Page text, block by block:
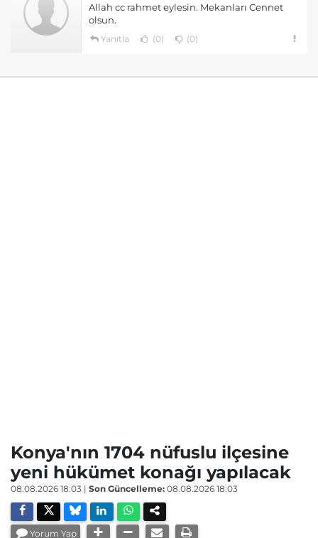
Allah cc rahmet eylesin. Mekanları Cennet
olsun.
Yanıtla (0) (0)
Konya'nın 1704 nüfuslu ilçesine
yeni hükümet konağı yapılacak
08.08.2026 18:03 | Son Güncelleme: 08.08.2026 18:03
Yorum Yap